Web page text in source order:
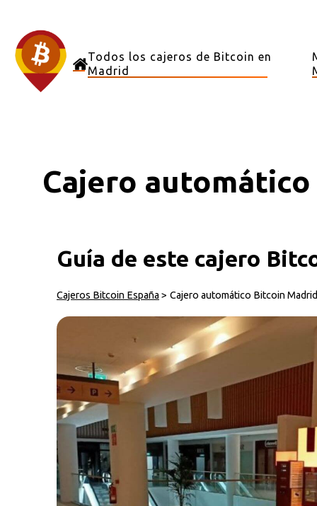
Todos los cajeros de Bitcoin en
Madrid
Cajero
Guía de este cajero
Cajeros Bitcoin España> Cajero automático Bitcoin Madrid